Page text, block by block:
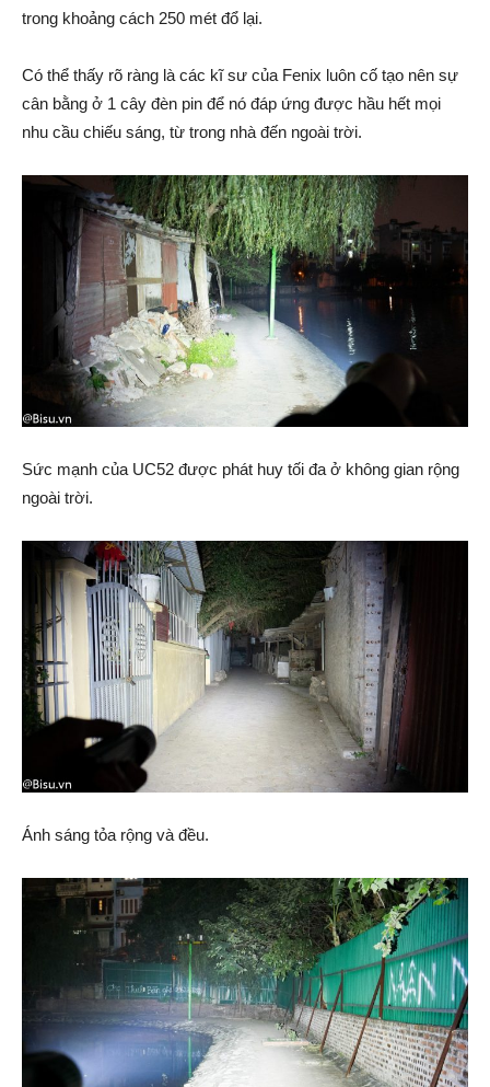
trong khoảng cách 250 mét đổ lại.
Có thể thấy rõ ràng là các kĩ sư của Fenix luôn cố tạo nên sự
cân bằng ở 1 cây đèn pin để nó đáp ứng được hầu hết mọi
nhu cầu chiếu sáng, từ trong nhà đến ngoài trời.
Sức mạnh của UC52 được phát huy tối đa ở không gian rộng
ngoài trời.
Ánh sáng tỏa rộng và đều.